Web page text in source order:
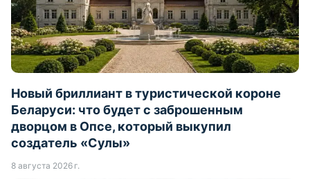
Новый бриллиант в туристической короне
Беларуси: что будет с заброшенным
дворцом в Опсе, который выкупил
создатель «Сулы»
8 августа 2026 г.